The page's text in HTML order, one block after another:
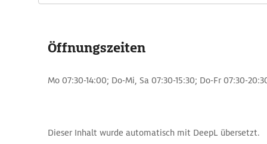
Öffnungszeiten
Mo 07:30-14:00; Do-Mi, Sa 07:30-15:30; Do-Fr 07:30-
Dieser Inhalt wurde automatisch mit DeepL übersetzt.